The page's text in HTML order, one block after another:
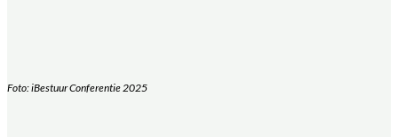
Foto: iBestuur Conferentie 2025